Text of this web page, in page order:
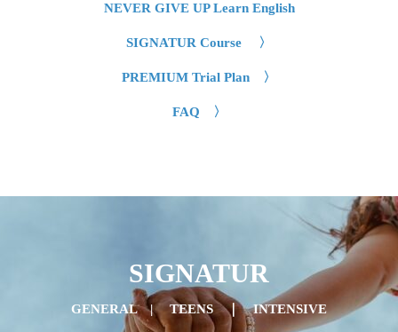
NEVER GIVE UP Learn English
SIGNATUR Course 〉
PREMIUM Trial Plan 〉
FAQ 〉
SIGNATUR
GENERAL | TEENS ｜ INTENSIVE